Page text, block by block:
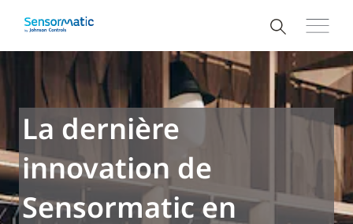
La dernière
innovation de
Sensormatic en